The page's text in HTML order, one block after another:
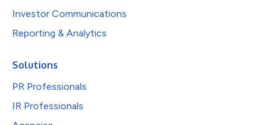
Investor Communications
Reporting & Analytics
Solutions
PR Professionals
IR Professionals